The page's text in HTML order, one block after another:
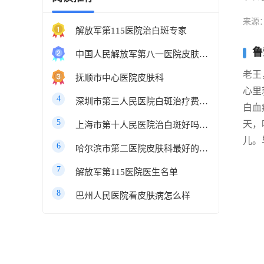
解放军第115医院治白斑专家
中国人民解放军第八一医院皮肤科最好的医生
抚顺市中心医院皮肤科
4 深圳市第三人民医院白斑治疗费用多少
5 上海市第十人民医院治白斑好吗知乎
6 哈尔滨市第二医院皮肤科最好的医生
7 解放军第115医院医生名单
8 巴州人民医院看皮肤病怎么样
来源
老王
心
白
天
儿